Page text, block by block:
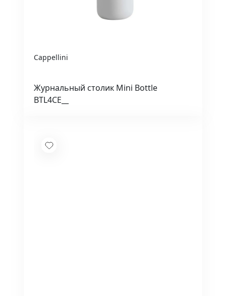
Cappellini
Журнальный столик Mini Bottle
BTL4CE__